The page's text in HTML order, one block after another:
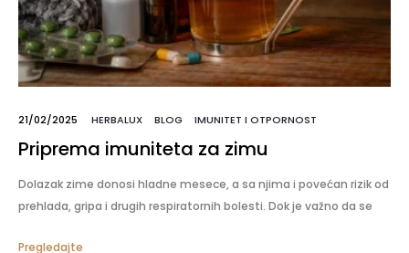
21/02/2025 HERBALUX BLOG IMUNITET I OTPORNOST
Priprema imuniteta za zimu
Dolazak zime donosi hladne mesece, a sa njima i povećan rizik od
prehlada, gripa i drugih respiratornih bolesti. Dok je važno da se
Pregledajte